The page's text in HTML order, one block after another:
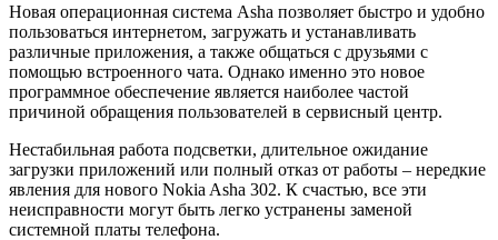
Новая операционная система Asha позволяет быстро и удобно
пользоваться интернетом, загружать и устанавливать
различные приложения, а также общаться с друзьями с
помощью встроенного чата. Однако именно это новое
программное обеспечение является наиболее частой
причиной обращения пользователей в сервисный центр.
Нестабильная работа подсветки, длительное ожидание
загрузки приложений или полный отказ от работы – нередкие
явления для нового Nokia Asha 302. К счастью, все эти
неисправности могут быть легко устранены заменой
системной платы телефона.